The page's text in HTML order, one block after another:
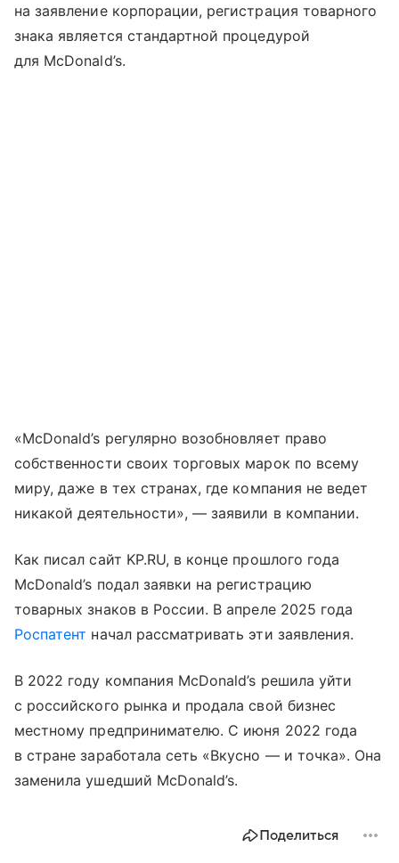
на заявление корпорации, регистрация товарного
знака является стандартной процедурой
для McDonald’s.
«McDonald’s регулярно возобновляет право
собственности своих торговых марок по всему
миру, даже в тех странах, где компания не ведет
никакой деятельности», — заявили в компании.
Как писал сайт KP.RU, в конце прошлого года
McDonald’s подал заявки на регистрацию
товарных знаков в России. В апреле 2025 года
Роспатент начал рассматривать эти заявления.
В 2022 году компания McDonald’s решила уйти
с российского рынка и продала свой бизнес
местному предпринимателю. С июня 2022 года
в стране заработала сеть «Вкусно — и точка». Она
заменила ушедший McDonald’s.
Поделиться